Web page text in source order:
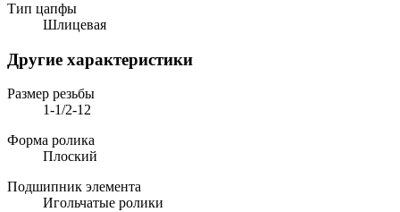
Тип цапфы
Шлицевая
Другие характеристики
Размер резьбы
1-1/2-12
Форма ролика
Плоский
Подшипник элемента
Игольчатые ролики